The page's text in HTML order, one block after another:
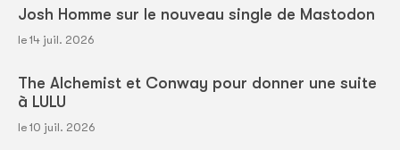
Josh Homme sur le nouveau single de Mastodon
le 14 juil. 2026
The Alchemist et Conway pour donner une suite
à LULU
le 10 juil. 2026